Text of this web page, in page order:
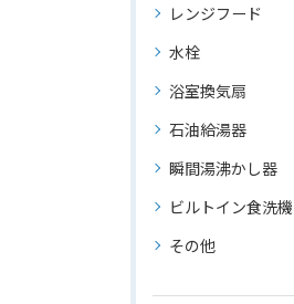
レンジフード
水栓
浴室換気扇
石油給湯器
瞬間湯沸かし器
ビルトイン食洗機
その他